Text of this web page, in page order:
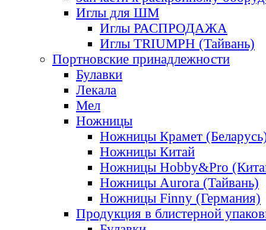
Иглы для ШМ
Иглы РАСПРОДАЖА
Иглы TRIUMPH (Тайвань)
Портновские принадлежности
Булавки
Лекала
Мел
Ножницы
Ножницы Крамет
Ножницы Китай
Ножницы Hobby&Pro
Ножницы Aurora (Тайвань)
Ножницы Finny (Германия)
Продукция в блистерной